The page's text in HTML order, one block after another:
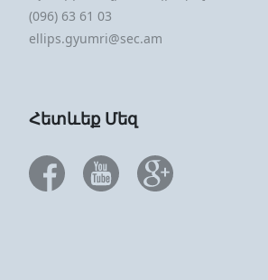
(096) 63 61 03
ellips.gyumri@sec.am
Հետևեք Մեզ